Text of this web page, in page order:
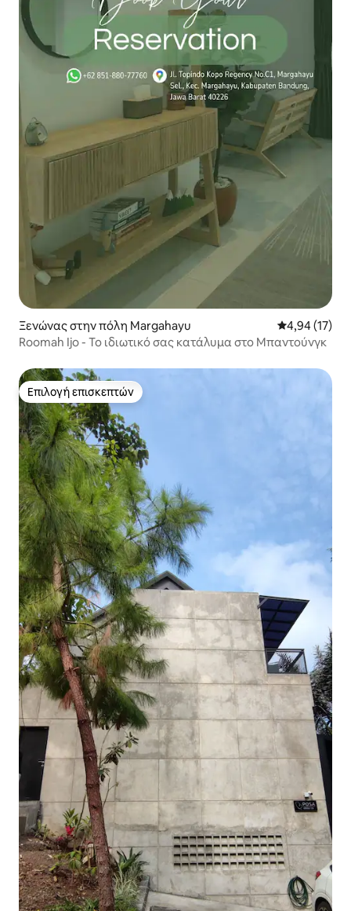
Ξενώνας στην πόλη Margahayu Μέση
4,94 (17)
Roomah Ijo - Το ιδιωτικό σας κατάλυμα στο Μπαντούνγκ
Επιλογή επισκεπτών
Επιλογή επισκεπτών